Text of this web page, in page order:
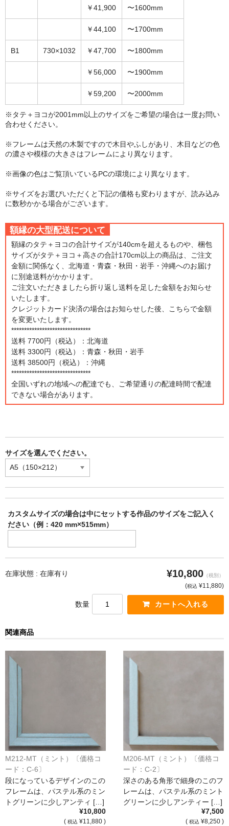
￥41,900 〜1600mm
￥44,100 〜1700mm
B1 730×1032 ￥47,700 〜1800mm
￥56,000 〜1900mm
￥59,200 〜2000mm
※タテ＋ヨコが2001mm以上のサイズをご希望の場合は一度お問い
合わせください。
※フレームは天然の木製ですので木目やふしがあり、木目などの色
の濃さや模様の大きさはフレームにより異なります。
※画像の色はご覧頂いているPCの環境により異なります。
※サイズをお選びいただくと下記の価格も変わりますが、読み込み
に数秒かかる場合がございます。
額縁の大型配送について
額縁のタテ＋ヨコの合計サイズが140cmを超えるものや、梱包
サイズがタテ＋ヨコ＋高さの合計170cm以上の商品は、ご注文
金額に関係なく、北海道・青森・秋田・岩手・沖縄へのお届け
に別途送料がかかります。
ご注文いただきましたら折り返し送料を足した金額をお知らせ
いたします。
クレジットカード決済の場合はお知らせした後、こちらで金額
を変更いたします。
*******************************
送料 7700円（税込）：北海道
送料 3300円（税込）：青森・秋田・岩手
送料 38500円（税込）：沖縄
*******************************
全国いずれの地域への配達でも、ご希望通りの配達時間で配達
できない場合があります。
サイズを選んでください。
カスタムサイズの場合は中にセットする作品のサイズをご記入く
ださい（例：420 mm×515mm）
在庫状態 : 在庫有り ¥10,800 （税別）
(税込 ¥11,880)
数量
関連商品
M212-MT（ミント）〔価格コ
ード：C-6〕
段になっているデザインのこの
フレームは、パステル系のミン
トグリーンに少しアンティ […]
¥10,800
( 税込 ¥11,880 )
M206-MT（ミント）〔価格コ
ード：C-2〕
深さのある角形で細身のこのフ
レームは、パステル系のミント
グリーンに少しアンティー […]
¥7,500
( 税込 ¥8,250 )